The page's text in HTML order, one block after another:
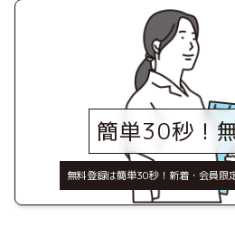
簡単30秒！
無料登録は簡単30秒！新着・会員限